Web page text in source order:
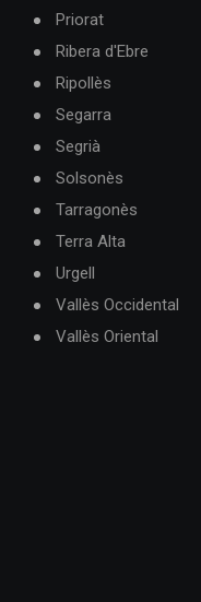
Priorat
Ribera d'Ebre
Ripollès
Segarra
Segrià
Solsonès
Tarragonès
Terra Alta
Urgell
Vallès Occidental
Vallès Oriental